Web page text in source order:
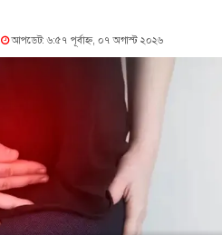
আপডেট: ৬:৫৭ পূর্বাহ্ন, ০৭ অগাস্ট ২০২৬